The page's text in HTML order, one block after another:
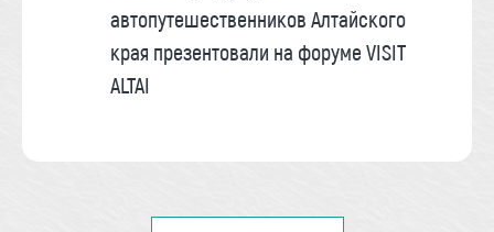
автопутешественников Алтайского
края презентовали на форуме VISIT
ALTAI